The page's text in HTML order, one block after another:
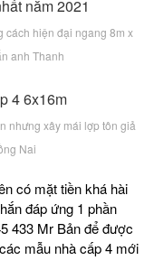
cách hiện đại ngang 8m x
anh Thanh
nhưng xây mái lợp tôn giả
Nai
có mặt tiền khá hài
đáp ứng 1 phần
433 Mr Bản để được
mẫu nhà cấp 4 mới